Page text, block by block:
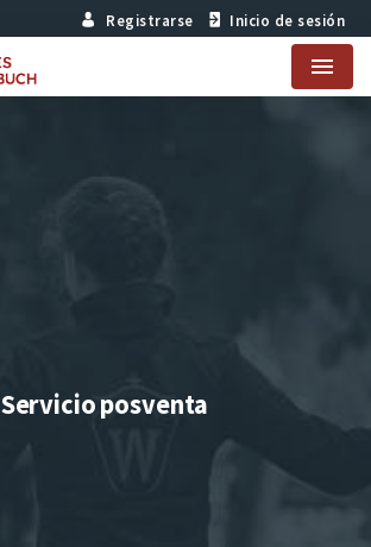
Registrarse Inicio de sesión
Menu
Servicio posventa